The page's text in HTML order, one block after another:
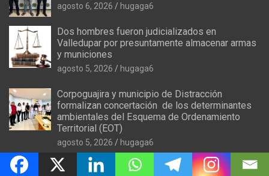
agosto 6, 2026 hugaga6
Dos hombres fueron judicializados en
Valledupar por presuntamente almacenar armas
y municiones
agosto 5, 2026 hugaga6
Corpoguajira y municipio de Distracción
formalizan concertación de los determinantes
ambientales del Esquema de Ordenamiento
Territorial (EOT)
agosto 5, 2026 hugaga6
Profesional sanjuanera representó a Colombia